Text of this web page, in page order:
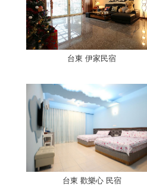
台東 伊家民宿
台東 歡樂心 民宿